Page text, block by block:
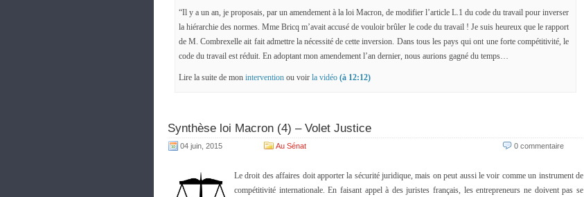
“Il y a un an, je proposais, par un amendement à la loi Macron, de modifier l’article L.1 du code du travail pour inverser
la hiérarchie des normes. Mme Bricq m’avait accusé de vouloir brûler le code du travail ! Je suis heureux que le rapport
de M. Combrexelle ait fait admettre la nécessité de cette inversion. Dans tous les pays qui ont une forte compétitivité, le
code du travail est réduit. En adoptant mon amendement l’an dernier, nous aurions gagné du temps…
Lire la suite de mon intervention ou voir la vidéo (à 12:12)
Synthèse loi Macron (4) – Volet Justice
04 juin, 2015 Au Sénat 0 commentaire
Le droit des affaires doit apporter la sécurité juridique, mais on peut aussi le voir comme un instrument de
compétitivité internationale. En faisant appel à des juristes français, les entrepreneurs ne doivent pas se